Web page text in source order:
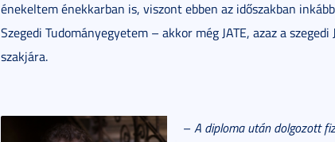
énekeltem énekkarban is, viszont ebben az időszakban
Szegedi Tudományegyetem – akkor még JATE, azaz a
szakjára.
– A diploma után dolgozott